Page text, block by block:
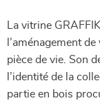
La vitrine
l’aménagement
pièce de vie. Son
l’identité de la
partie en bois